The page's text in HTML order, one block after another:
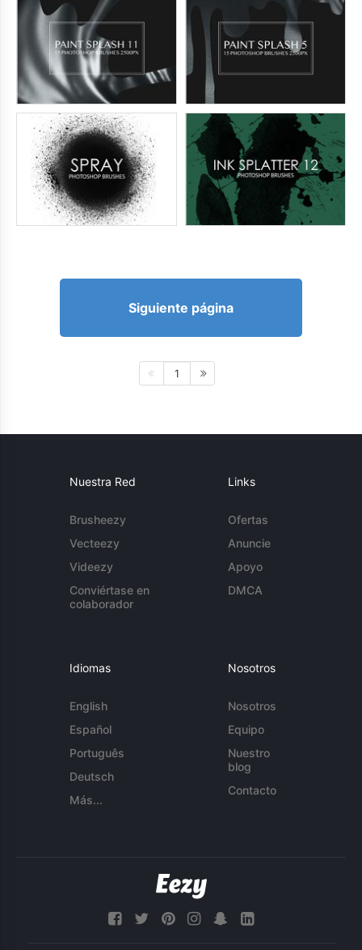
Siguiente página
1
Nuestra Red
Brusheezy
Vecteezy
Videezy
Conviértase en
colaborador
Links
Ofertas
Anuncie
Apoyo
DMCA
Idiomas
English
Español
Português
Deutsch
Más...
Nosotros
Nosotros
Equipo
Nuestro
blog
Contacto